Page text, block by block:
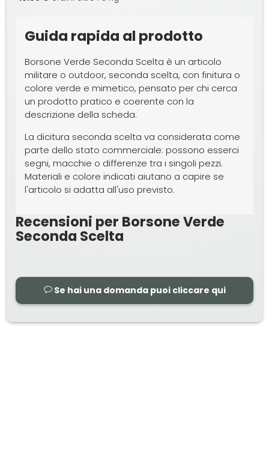
Guida rapida al prodotto
Borsone Verde Seconda Scelta è un articolo
militare o outdoor, seconda scelta, con finitura o
colore verde e mimetico, pensato per chi cerca
un prodotto pratico e coerente con la
descrizione della scheda.
La dicitura seconda scelta va considerata come
parte dello stato commerciale: possono esserci
segni, macchie o differenze tra i singoli pezzi.
Materiali e colore indicati aiutano a capire se
l'articolo si adatta all'uso previsto.
Recensioni per Borsone Verde
Seconda Scelta
Se hai una domanda puoi cliccare qui